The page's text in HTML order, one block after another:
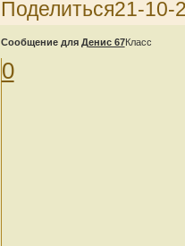
Поделиться21-10-
Сообщение для Денис 67Класс
0